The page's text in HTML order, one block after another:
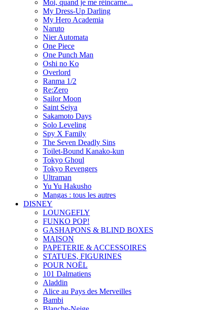
Moi, quand je me réincarne...
My Dress-Up Darling
My Hero Academia
Naruto
Nier Automata
One Piece
One Punch Man
Oshi no Ko
Overlord
Ranma 1/2
Re:Zero
Sailor Moon
Saint Seiya
Sakamoto Days
Solo Leveling
Spy X Family
The Seven Deadly Sins
Toilet-Bound Kanako-kun
Tokyo Ghoul
Tokyo Revengers
Ultraman
Yu Yu Hakusho
Mangas : tous les autres
DISNEY
LOUNGEFLY
FUNKO POP!
GASHAPONS & BLIND BOXES
MAISON
PAPETERIE & ACCESSOIRES
STATUES, FIGURINES
POUR NOËL
101 Dalmatiens
Aladdin
Alice au Pays des Merveilles
Bambi